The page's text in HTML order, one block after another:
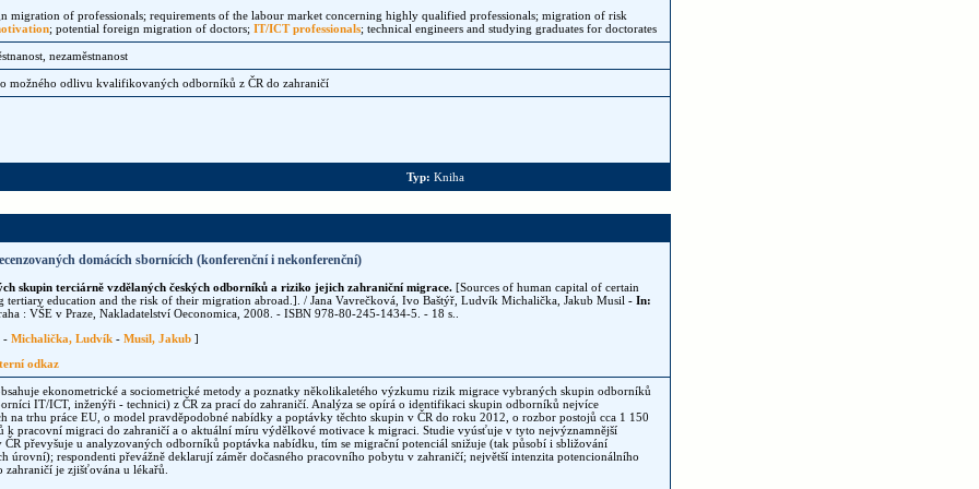
migration of professionals; requirements of the labour market concerning highly qualified professionals; migration of risk
; potential foreign migration of doctors; IT/ICT professionals; technical engineers and studying graduates for doctorates
nezaměstnanost
možného odlivu kvalifikovaných odborníků z ČR do zahraničí
Typ: Kniha
domácích sbornících (konferenční i nekonferenční)
skupin terciárně vzdělaných českých odborníků a riziko jejich zahraniční migrace. [Sources of human capital of certain
tertiary education and the risk of their migration abroad.]. / Jana Vavrečková, Ivo Baštýř, Ludvík Michalička, Jakub Musil - In:
: VŠE v Praze, Nakladatelství Oeconomica, 2008. - ISBN 978-80-245-1434-5. - 18 s..
- Michalička, Ludvík - Musil, Jakub ]
odkaz
ekonometrické a sociometrické metody a poznatky několikaletého výzkumu rizik migrace vybraných skupin odborníků
IT/ICT, inženýři - technici) z ČR za prací do zahraničí. Analýza se opírá o identifikaci skupin odborníků nejvíce
na trhu práce EU, o model pravděpodobné nabídky a poptávky těchto skupin v ČR do roku 2012, o rozbor postojů cca 1 150
k pracovní migraci do zahraničí a o aktuální míru výdělkové motivace k migraci. Studie vyúsťuje v tyto nejvýznamnější
ČR převyšuje u analyzovaných odborníků poptávka nabídku, tím se migrační potenciál snižuje (tak působí i sbližování
úrovní); respondenti převážně deklarují záměr dočasného pracovního pobytu v zahraničí; největší intenzita potencionálního
zahraničí je zjišťována u lékařů.